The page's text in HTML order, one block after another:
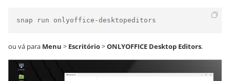
snap run onlyoffice -desktopeditors
ou vá para Menu > Escritório>ONLYOFFICE Desktop Editors.